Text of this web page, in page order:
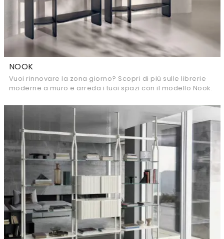
NOOK
Vuoi rinnovare la zona giorno? Scopri di più sulle librerie
moderne a muro e arreda i tuoi spazi con il modello Nook.